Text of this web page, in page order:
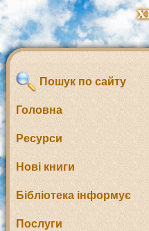
Пошук по сайту
Головна
Ресурси
Нові книги
Бібліотека інформує
Послуги